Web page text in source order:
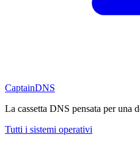
CaptainDNS
La cassetta DNS pensata per una
Tutti i sistemi operativi